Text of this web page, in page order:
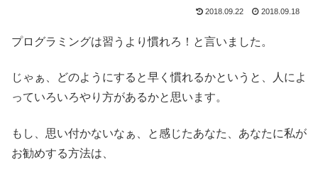
2018.09.22 2018.09.18
プログラミングは習うより慣れろ！と言いました。
じゃぁ、どのようにすると早く慣れるかというと、人によ
っていろいろやり方があるかと思います。
もし、思い付かないなぁ、と感じたあなた、あなたに私が
お勧めする方法は、